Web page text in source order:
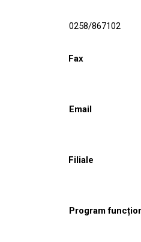
0258/867102
Fax
Email
Filiale
Program